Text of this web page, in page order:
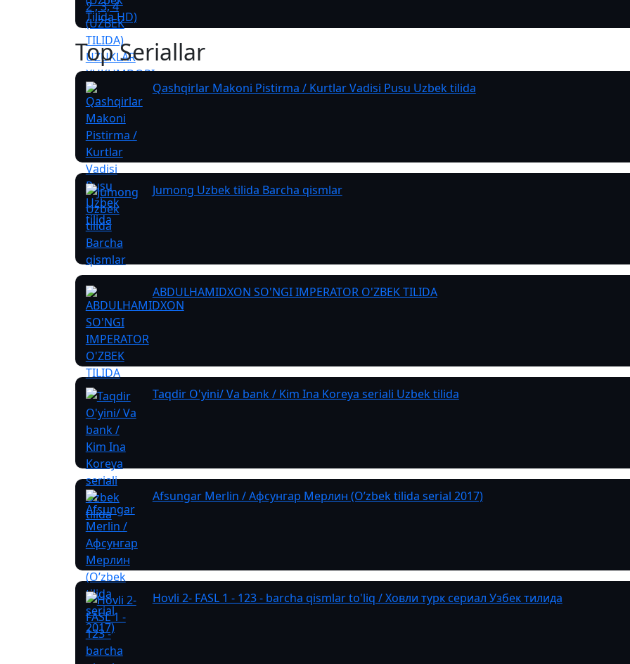
Top Seriallar
Qashqirlar Makoni Pistirma / Kurtlar Vadisi Pusu Uzbek tilida
Jumong Uzbek tilida Barcha qismlar
ABDULHAMIDXON SO'NGI IMPERATOR O'ZBEK TILIDA
Taqdir O'yini/ Va bank / Kim Ina Koreya seriali Uzbek tilida
Afsungar Merlin / Афсунгар Мерлин (O’zbek tilida serial 2017)
Hovli 2- FASL 1 - 123 - barcha qismlar to'liq / Ховли турк сериал Узбек тилида